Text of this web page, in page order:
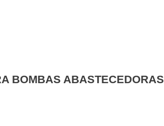
BOMBAS ABASTECEDORAS